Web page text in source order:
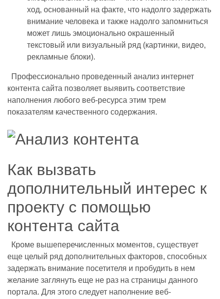
ход, основанный на факте, что надолго задержать
внимание человека и также надолго запомниться
может лишь эмоционально окрашенный
текстовый или визуальный ряд (картинки, видео,
рекламные блоки).
Профессионально проведенный анализ интернет
контента сайта позволяет выявить соответствие
наполнения любого веб-ресурса этим трем
показателям качественного содержания.
Как вызвать
дополнительный интерес к
проекту с помощью
контента сайта
Кроме вышеперечисленных моментов, существует
еще целый ряд дополнительных факторов, способных
задержать внимание посетителя и пробудить в нем
желание заглянуть еще не раз на страницы данного
портала. Для этого следует наполнение веб-